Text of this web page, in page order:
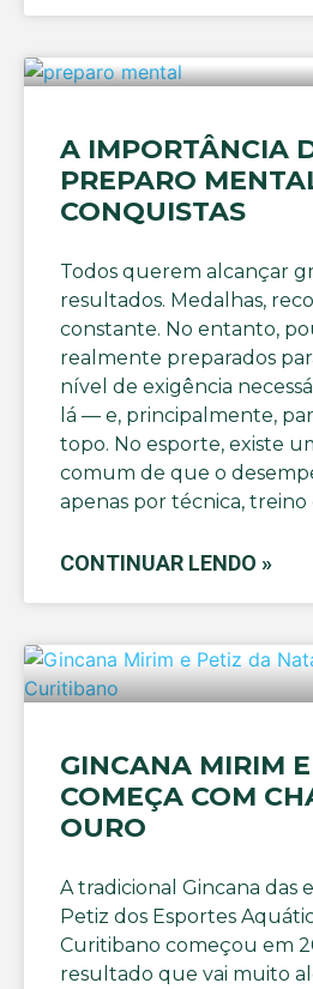
A IMPORTÂNCIA
PREPARO
CONQUISTAS
Todos querem alcançar
resultados. Medalhas,
constante. No entanto,
realmente preparados
nível de exigência
lá — e, principalmente,
topo. No esporte, existe
comum de que o
apenas por técnica, treino
CONTINUAR LENDO »
GINCANA MIRIM
COMEÇA COM
OURO
A tradicional Gincana das
Petiz dos Esportes
Curitibano começou em
resultado que vai muito